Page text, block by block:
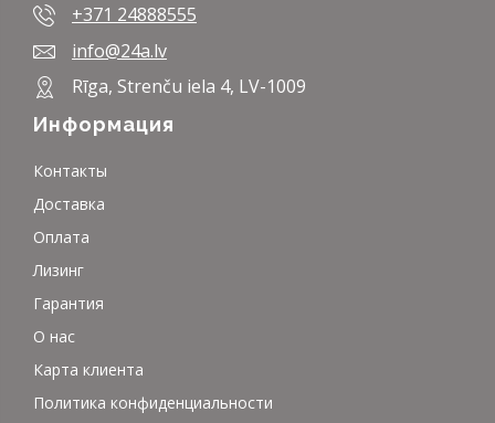
+371 24888555
info@24a.lv
Rīga, Strenču iela 4, LV-1009
Информация
Контакты
Доставка
Оплата
Лизинг
Гарантия
О нас
Карта клиента
Политика конфиденциальности